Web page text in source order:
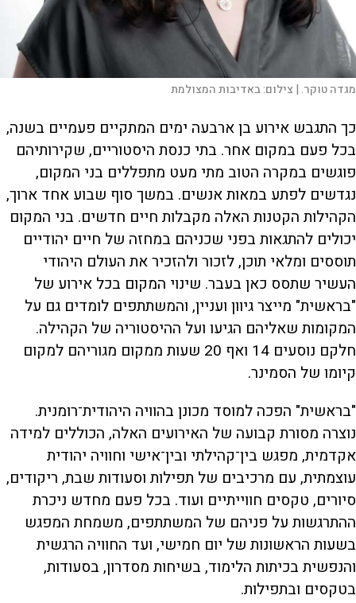
מגדה טוקר. | צילום:באדיבות המצולמת
כך התגבש אירוע בן ארבעה ימים המתקיים פעמיים בשנה,
בכל פעם במקום אחר. בתי כנסת היסטוריים, שקירותיהם
פוגשים במקרה הטוב מתי מעט מתפללים בני המקום,
נגדשים לפתע במאות אנשים. במשך סוף שבוע אחד ארוך,
הקהילות הקטנות האלה מקבלות חיים חדשים. בני המקום
יכולים להתגאות בפני שכניהם במחזה של חיים יהודיים
תוססים ומלאי תוכן, לזכור ולהזכיר את העולם היהודי
העשיר שתסס כאן בעבר. שינוי המקום בכל אירוע של
"בראשית" מייצר גיוון ועניין, והמשתתפים לומדים גם על
המקומות שאליהם הגיעו ועל ההיסטוריה של הקהילה.
חלקם נוסעים 14 ואף 20 שעות ממקום מגוריהם למקום
קיומו של הסמינר.
"בראשית" הפכה למוסד מכונן בהוויה היהודית־רומנית.
נוצרה מסורת קבועה של האירועים האלה, הכוללים למידה
אקדמית, מפגש בין־קהילתי ובין־אישי וחוויה יהודית
עוצמתית, עם מרכיבים של תפילות וסעודות שבת, ריקודים,
סיורים, טקסים חווייתיים ועוד. בכל פעם מחדש ניכרת
ההתרגשות על פניהם של המשתתפים, משמחת המפגש
בשעות הראשונות של יום חמישי, ועד החוויה הרגשית
והנפשית בכיתות הלימוד, בשיחות מסדרון, בסעודות,
בטקסים ובתפילות.